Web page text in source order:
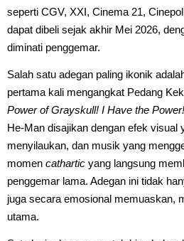
seperti CGV, XXI, Cinema 21,
dapat dibeli sejak akhir Mei 2026,
diminati penggemar.
Salah satu adegan paling ikonik
pertama kali mengangkat Pedang
Power of Grayskull! I Have the Power!
He-Man disajikan dengan efek visual
menyilaukan, dan musik yang
momen cathartic yang langsung
penggemar lama. Adegan ini tidak
juga secara emosional memuaskan,
utama.